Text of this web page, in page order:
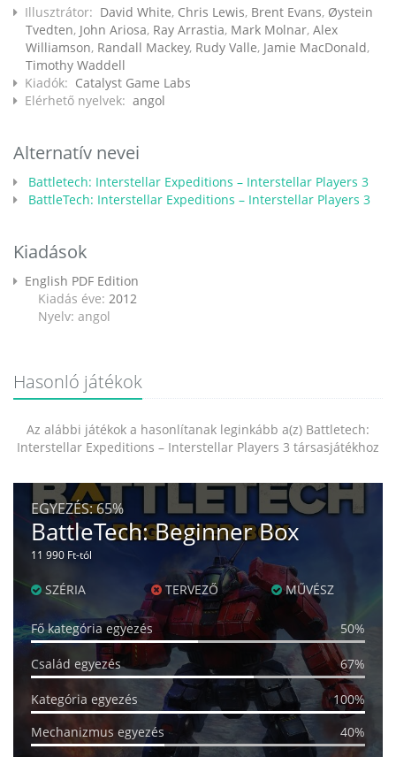
Illusztrátor: David White, Chris Lewis, Brent Evans, Øystein
Tvedten, John Ariosa, Ray Arrastia, Mark Molnar, Alex
Williamson, Randall Mackey, Rudy Valle, Jamie MacDonald,
Timothy Waddell
Kiadók: Catalyst Game Labs
Elérhető nyelvek: angol
Alternatív nevei
Battletech: Interstellar Expeditions – Interstellar Players 3
BattleTech: Interstellar Expeditions – Interstellar Players 3
Kiadások
English PDF Edition
Kiadás éve: 2012
Nyelv: angol
Hasonló játékok
Az alábbi játékok a hasonlítanak leginkább a(z) Battletech:
Interstellar Expeditions – Interstellar Players 3 társasjátékhoz
EGYEZÉS:65%
BattleTech: Beginner Box
11 990 Ft-tól
SZÉRIA TERVEZŐ MŰVÉSZ
Fő kategória egyezés 50%
Család egyezés 67%
Kategória egyezés
100%
Mechanizmus egyezés
40%